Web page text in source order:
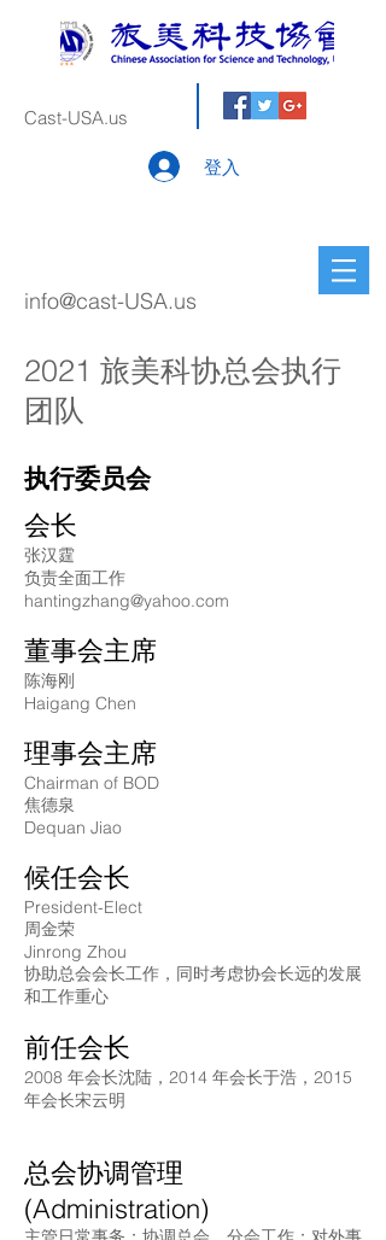
Cast-USA.us
登入
info@cast-USA.us
2021 旅美科协总会执行
团队
执行委员会
会长
张汉霆
负责全面工作
hantingzhang@yahoo.com
董事会主席
陈海刚
Haigang Chen
理事会主席
Chairman of BOD
焦德泉
Dequan Jiao
候任会长
President-Elect
周金荣
Jinrong Zhou
协助总会会长工作，同时考虑协会长远的发展
和工作重心
前任会长
2008 年会长沈陆，2014 年会长于浩，2015
年会长宋云明
总会协调管理
(Administration)